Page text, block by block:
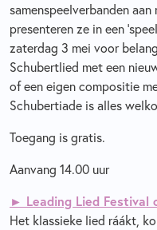
samenspeelverbanden
presenteren ze in een
zaterdag 3 mei voor
Schubertlied met een
of een eigen compositie
Schubertiade is alles
Toegang is gratis.
Aanvang 14.00 uur
► Leading Lied Festival
Het klassieke lied ráákt,